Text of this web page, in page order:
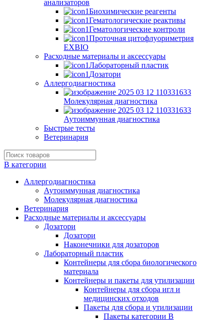
анализаторов
Биохимические реагенты
Гематологические реактивы
Гематологические контроли
Проточная цитофлуориметрия
EXBIO
Расходные материалы и аксессуары
Лабораторный пластик
Дозатори
Аллергодиагностика
Молекулярная диагностика
Аутоиммунная диагностика
Быстрые тесты
Ветеринария
В категории
Аллергодиагностика
Аутоиммунная диагностика
Молекулярная диагностика
Ветеринария
Расходные материалы и аксессуары
Дозатори
Дозатори
Наконечники для дозаторов
Лабораторный пластик
Контейнеры для сбора биологического
материала
Контейнеры и пакеты для утилизации
Контейнеры для сбора игл и
медицинских отходов
Пакеты для сбора и утилизации
Пакеты категории B